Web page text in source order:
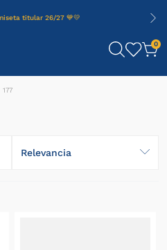
titular 26/27 💙💛
0
177
Relevancia